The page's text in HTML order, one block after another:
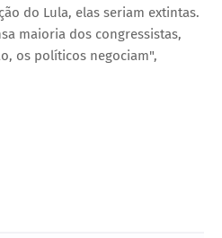
do Lula, elas seriam extintas.
maioria dos congressistas,
os políticos negociam",